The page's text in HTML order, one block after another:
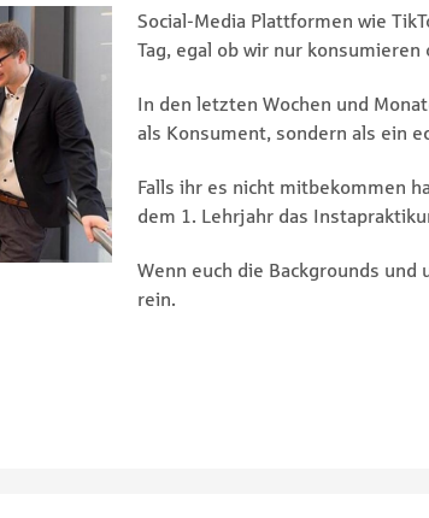
Social-Media Plattformen wie
Tag, egal ob wir nur
In den letzten Wochen und
als Konsument, sondern als ein
Falls ihr es nicht mitbekommen
dem 1. Lehrjahr das
Wenn euch die Backgrounds
rein.